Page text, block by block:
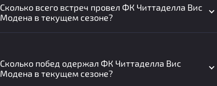
Сколько всего встреч провел ФК Читтаделла Вис
Модена в текущем сезоне?
Сколько побед одержал ФК Читтаделла Вис
Модена в текущем сезоне?